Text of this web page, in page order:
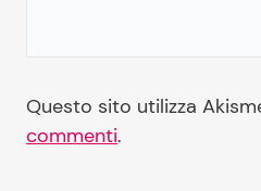
Questo sito utilizza
commenti.